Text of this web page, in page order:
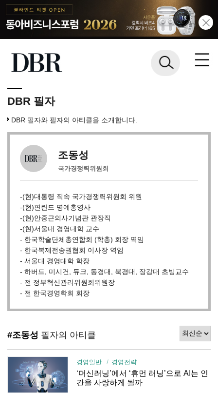
DBR 필자
DBR 필자와 필자의 아티클을 소개합니다.
조동성
국가경쟁력위원회
-(현)대통령 직속 국가경쟁력위원회 위원
-(현)핀란드 명예총영사
-(현)안중근의사기념관 관장직
-(현)서울대 경영대학 교수
- 한국학술단체총연합회 (학총) 회장 역임
- 한국복제전송권협회 이사장 역임
- 서울대 경영대학 학장
- 하버드, 미시건, 듀크, 동경대, 북경대, 장강대 초빙교수
- 전 정부혁신관리위원회위원장
- 전 한국경영학회 회장
#조동성 필자의 아티클
경영일반 경영전략
‘머신러닝’에서 ‘휴먼 러닝’으로 AI는 인
간을 사랑하게 될까